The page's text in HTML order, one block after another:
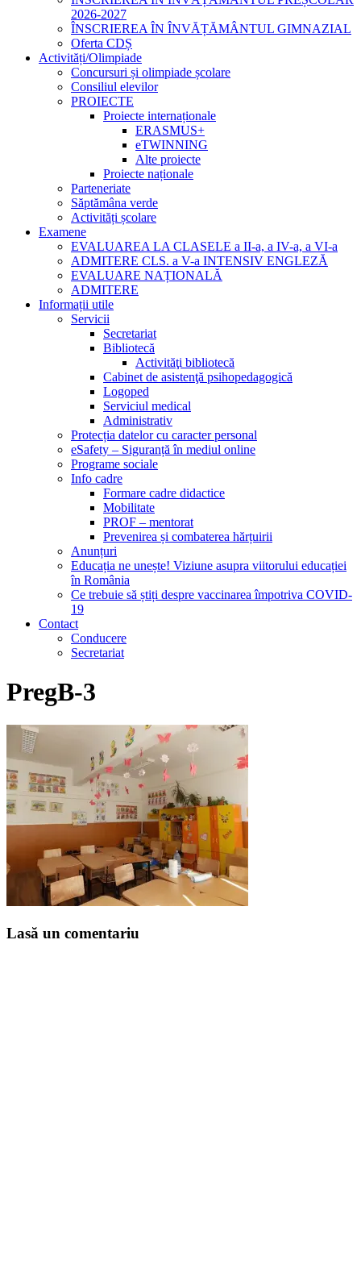
2026-2027
ÎNSCRIEREA ÎN ÎNVĂȚĂMÂNTUL GIMNAZIAL
Oferta CDȘ
Activități/Olimpiade
Concursuri și olimpiade școlare
Consiliul elevilor
PROIECTE
Proiecte internaționale
ERASMUS+
eTWINNING
Alte proiecte
Proiecte naționale
Parteneriate
Săptămâna verde
Activități școlare
Examene
EVALUAREA LA CLASELE a II-a, a IV-a, a VI-a
ADMITERE CLS. a V-a INTENSIV ENGLEZĂ
EVALUARE NAȚIONALĂ
ADMITERE
Informații utile
Servicii
Secretariat
Bibliotecă
Activităţi bibliotecă
Cabinet de asistenţă psihopedagogică
Logoped
Serviciul medical
Administrativ
Protecția datelor cu caracter personal
eSafety – Siguranță în mediul online
Programe sociale
Info cadre
Formare cadre didactice
Mobilitate
PROF – mentorat
Prevenirea și combaterea hărțuirii
Anunțuri
Educația ne unește! Viziune asupra viitorului educației
în România
Ce trebuie să știți despre vaccinarea împotriva COVID-
19
Contact
Conducere
Secretariat
PregB-3
Lasă un comentariu